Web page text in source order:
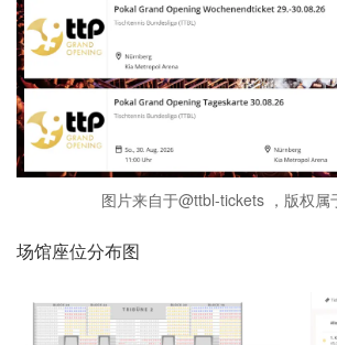
图片来自于@ttbl-tickets ，版权属
场馆座位分布图